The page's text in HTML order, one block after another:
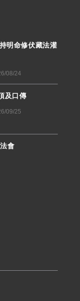
明命修伏藏法灌
08/24
及口傳
09/25
會